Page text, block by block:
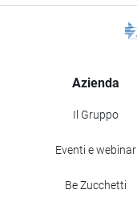
Azienda
Il Gruppo
Eventi e webinar
Be Zucchetti